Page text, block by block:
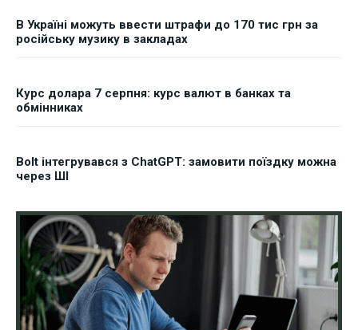
В Україні можуть ввести штрафи до 170 тис грн за
російську музику в закладах
Курс долара 7 серпня: курс валют в банках та
обмінниках
Bolt інтегрувався з ChatGPT: замовити поїздку можна
через ШІ